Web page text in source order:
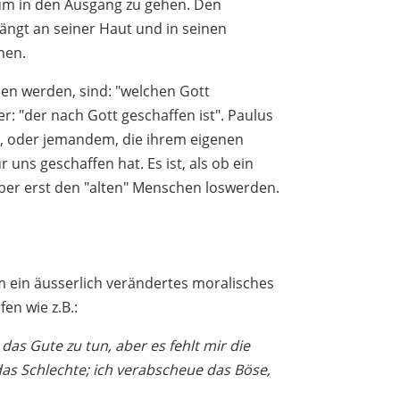
in den Ausgang zu gehen. Den
an seiner Haut und in seinen
werden, sind: "welchen Gott
"der nach Gott geschaffen ist". Paulus
jemandem, die ihrem eigenen
geschaffen hat. Es ist, als ob ein
erst den "alten" Menschen loswerden.
ein äusserlich verändertes moralisches
wie z.B.:
Gute zu tun, aber es fehlt mir die
Schlechte; ich verabscheue das Böse,